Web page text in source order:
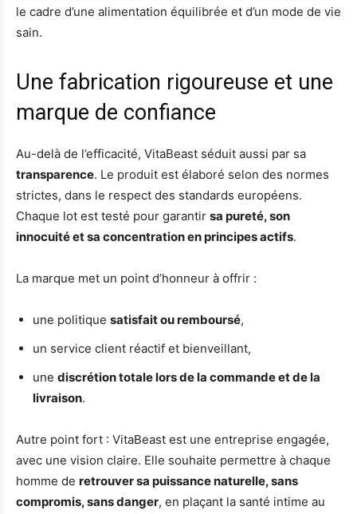
le cadre d’une alimentation équilibrée et d’un mode de vie
sain.
Une fabrication rigoureuse et une
marque de confiance
Au-delà de l’efficacité, VitaBeast séduit aussi par sa
transparence. Le produit est élaboré selon des normes
strictes, dans le respect des standards européens.
Chaque lot est testé pour garantir sa pureté, son
innocuité et sa concentration en principes actifs.
La marque met un point d’honneur à offrir :
une politique satisfait ou remboursé,
un service client réactif et bienveillant,
une discrétion totale lors de la commande et de la
livraison.
Autre point fort : VitaBeast est une entreprise engagée,
avec une vision claire. Elle souhaite permettre à chaque
homme de retrouver sa puissance naturelle, sans
compromis, sans danger, en plaçant la santé intime au